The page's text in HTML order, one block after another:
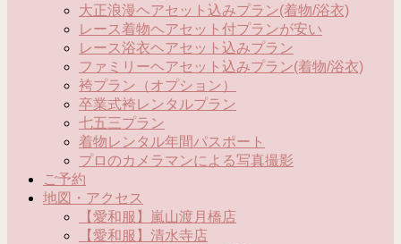
大正浪漫ヘアセット込みプラン(着物/浴衣)
レース着物ヘアセット付プランが安い
レース浴衣ヘアセット込みプラン
ファミリーヘアセット込みプラン(着物/浴衣)
袴プラン（オプション）
卒業式袴レンタルプラン
七五三プラン
着物レンタル年間パスポート
プロのカメラマンによる写真撮影
ご予約
地図・アクセス
【愛和服】嵐山渡月橋店
【愛和服】清水寺店